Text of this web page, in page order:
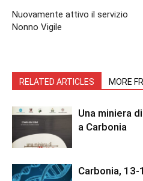
Nuovamente attivo il servizio
Nonno Vigile
RELATED ARTICLES MORE
Una miniera
a Carbonia
Carbonia,